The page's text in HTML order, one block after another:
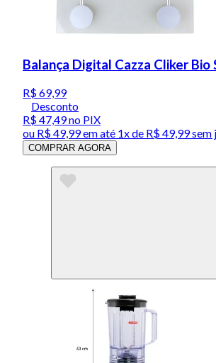
Balança Digital Cazza Cliker Bio
R$ 69,99
Desconto
R$ 47,49no PIX
ou R$ 49,99em até 1x de R$ 49,99sem
COMPRAR AGORA